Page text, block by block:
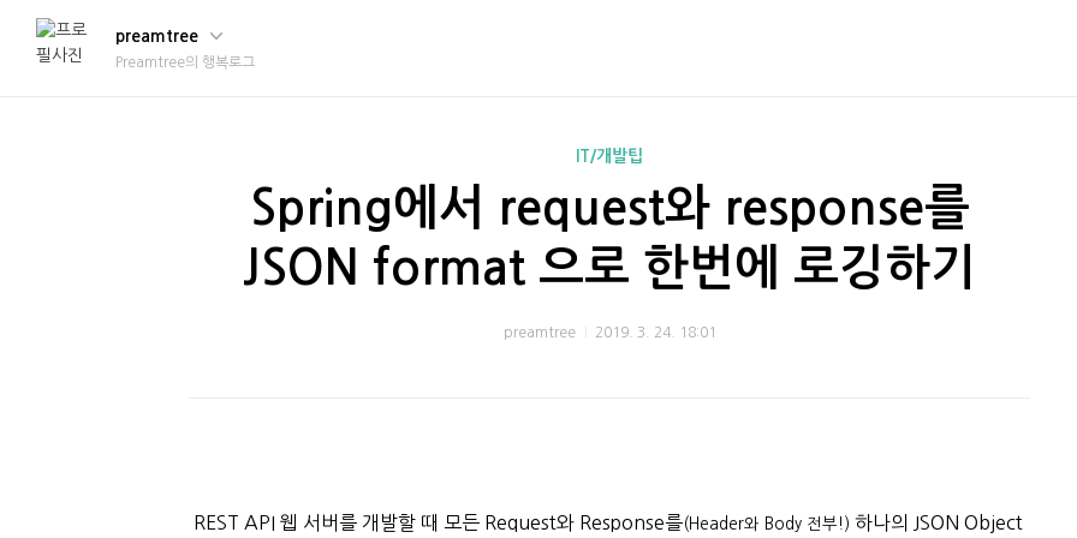
preamtree
Preamtree의 행복로그
IT/개발팁
Spring에서 request와 response를
JSON format 으로 한번에 로깅하기
preamtree 2019. 3. 24. 18:01
REST API 웹 서버를 개발할 때 모든 Request와 Response를(Header와 Body 전부! ) 하나의 JSON Object